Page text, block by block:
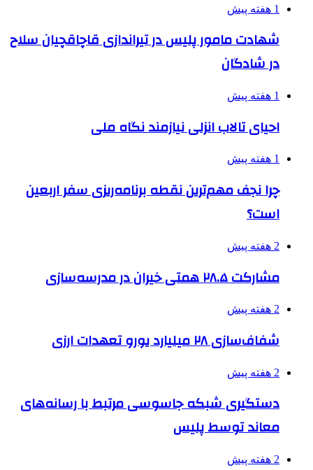
1 هفته پیش
شهادت مامور پلیس در تیراندازی قاچاقچیان سلاح
در شادگان
1 هفته پیش
احیای تالاب انزلی نیازمند نگاه ملی
1 هفته پیش
چرا نجف مهم‌ترین نقطه برنامه‌ریزی سفر اربعین
است؟
2 هفته پیش
مشارکت ۲۸.۵ همتی خیران در مدرسه‌سازی
2 هفته پیش
شفاف‌سازی ۲۸ میلیارد یورو تعهدات ارزی
2 هفته پیش
دستگیری شبکه جاسوسی مرتبط با رسانه‌های
معاند توسط پلیس
2 هفته پیش